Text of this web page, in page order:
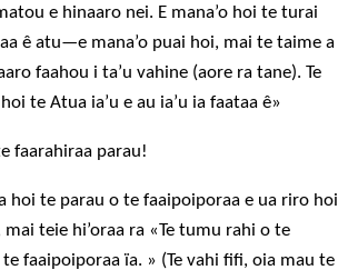
e hinaaro nei. E mana’o hoi te turai
ê atu—e mana’o puai hoi, mai te taime a
faahou i ta’u vahine (aore ra tane). Te
te Atua ia’u e au ia’u ia faataa ê»
faarahiraa parau!
hoi te parau o te faaipoiporaa e ua riro hoi
teie hi’oraa ra «Te tumu rahi o te
faaipoiporaa ïa. » (Te vahi fifi, oia mau te